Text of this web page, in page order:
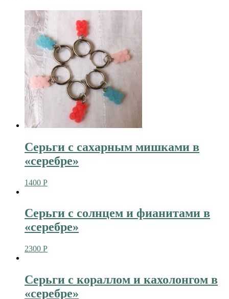
Серьги с сахарным мишками в
«серебре»
1400 Р
Серьги с солнцем и фианитами в
«серебре»
2300 Р
Серьги с кораллом и кахолонгом в
«серебре»